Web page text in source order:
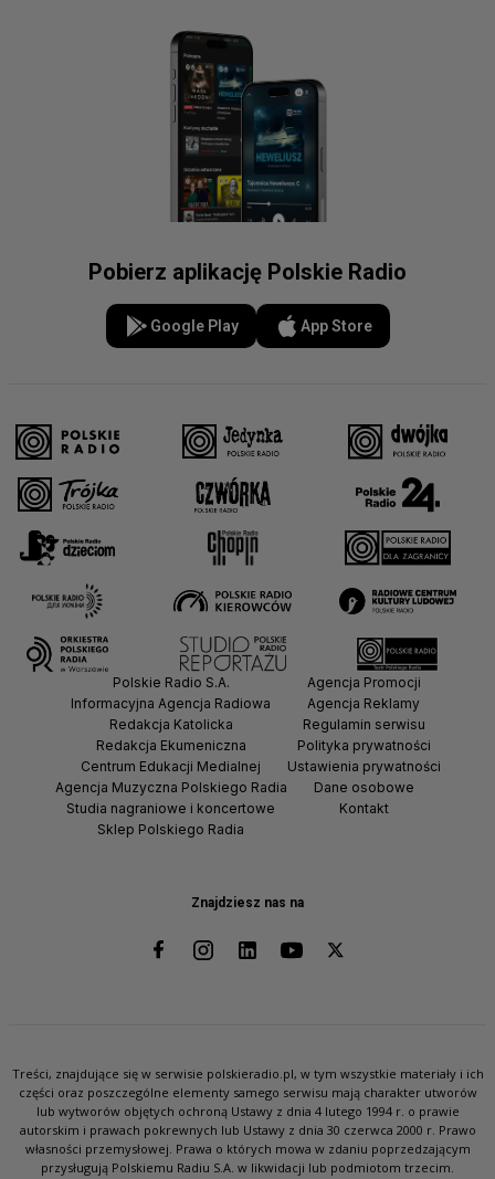
Pobierz aplikację Polskie Radio
Google Play App Store
Znajdziesz nas na
Polskie Radio S.A.
Informacyjna Agencja Radiowa
Redakcja Katolicka
Redakcja Ekumeniczna
Centrum Edukacji Medialnej
Agencja Muzyczna Polskiego Radia
Studia nagraniowe i koncertowe
Sklep Polskiego Radia
Agencja Promocji
Agencja Reklamy
Regulamin serwisu
Polityka prywatności
Ustawienia prywatności
Dane osobowe
Kontakt
Treści, znajdujące się w serwisie polskieradio.pl, w tym wszystkie materiały i ich
części oraz poszczególne elementy samego serwisu mają charakter utworów
lub wytworów objętych ochroną Ustawy z dnia 4 lutego 1994 r. o prawie
autorskim i prawach pokrewnych lub Ustawy z dnia 30 czerwca 2000 r. Prawo
własności przemysłowej. Prawa o których mowa w zdaniu poprzedzającym
przysługują Polskiemu Radiu S.A. w likwidacji lub podmiotom trzecim.